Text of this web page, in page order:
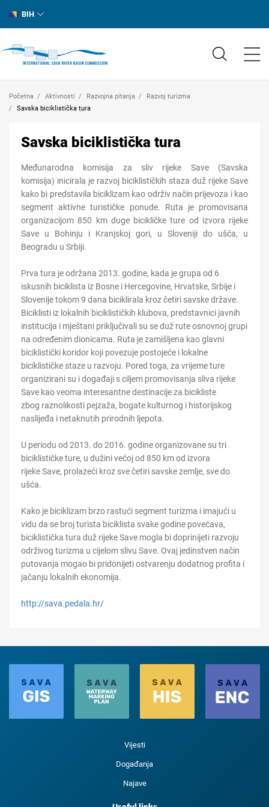
BIH
Početna Aktivnosti Razvojna pitanja
Razvoj turizma
Savska biciklistička tura
Savska biciklistička tura
Međunarodna komisija za sliv rijeke Save (Savska
komisija) inicirala je razvoj biciklističkih staza duž rijeke Save
kako bi predstavila biciklizam kao održiv način prijevoza i kao
segment aktivne turističke ponude. Ruta je promovisana
organizacijom 850 km duge bicikličke ture od izvora rijeke
Save u Bohinju i Kranjskoj gori, u Sloveniji do ušća, u
Beogradu u Srbiji.
Prva tura je održana 2013. godine, kada je grupa od 6
iskusnih biciklista iz Bosne i Hercegovine, Hrvatske, Srbije i
Slovenije tokom 9 dana biciklirala kroz četiri savske države.
Biciklisti iz lokalnih biciklističkih klubova, predstavnici javnih
institucija i mještani priključivali su se duž rute osnovnoj grupi
na određenim dionicama. Ruta je zamišljena kao glavni
biciklistički koridor koji povezuje postojeće i lokalne
biciklističke staze u razvoju. Pored toga, za vrijeme ture
organizirani su i događaji s ciljem promovisanja sliva rijeke
Save kao veoma interesantne destinacije za bicikliste
zbog raznolikosti pejzaža, bogate kulturnog i historijskog
naslijeđa i netaknutih prirodnih ljepota.
U periodu od 2013. do 2016. godine organizovane su tri
biciklističke ture, u dužini većoj od 850 km od izvora
rijekeSave, prolazeći kroz sve četiri savske zemlje, sve do
ušća.
Kako je biciklizam brzo rastući segment turizma i imajući u
vidu da se broj turista biciklista svake godine povećava,
biciklistička tura duž rijeke Save mogla bi doprinijeti razvoju
održivog turizma u cijelom slivu Save. Ovaj jedinstven način
putovanja mogao bi pridonijetiostvarenju dodatnog profita i
jačanju lokalnih ekonomija.
http://sava.pedala.hr/
Vijesti
Događanja
Najave